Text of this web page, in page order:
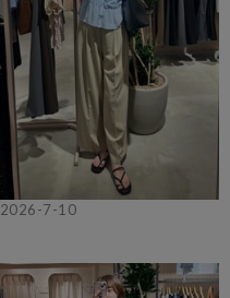
2026-7-10